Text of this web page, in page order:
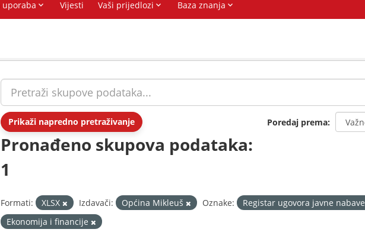
Prikaži napredno pretraživanje Poredaj prema
Pronađeno skupova podataka:
1
Formati: XLSX Izdavači: Općina Mikleuš Oznake: Registar ugovora javne nabave
Ekonomija i financije